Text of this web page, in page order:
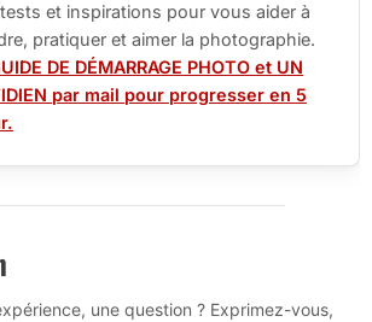
et inspirations pour vous aider à
pratiquer et aimer la photographie.
DE DÉMARRAGE PHOTO et UN
par mail pour progresser en 5
une question ? Exprimez-vous,